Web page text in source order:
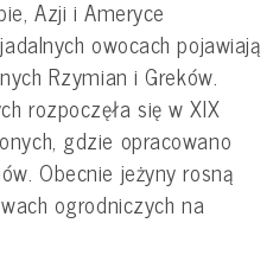
Azji i Ameryce
owocach pojawiają
Rzymian i Greków.
rozpoczęła się w XIX
gdzie opracowano
Obecnie jeżyny rosną
ogrodniczych na